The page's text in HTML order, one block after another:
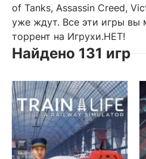
of Tanks, Assassin Creed,
уже ждут. Все эти игры вы
торрент на Игрухи.НЕТ!
Найдено 131 игр